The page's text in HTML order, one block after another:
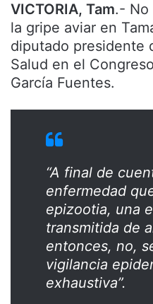
VICTORIA, Tam.- No
la gripe aviar en
diputado presidente
Salud en el
García Fuentes.
“A final de
enfermedad
epizootia, una
transmitida de
entonces, no,
vigilancia
exhaustiva”.